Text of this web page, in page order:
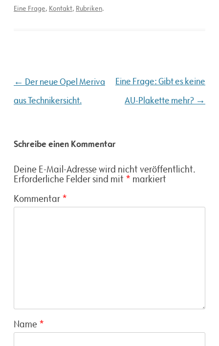
Eine Frage, Kontakt, Rubriken.
Beitragsnavigation
← Der neue Opel Meriva
aus Technikersicht.
Eine Frage: Gibt es keine
AU-Plakette mehr? →
Schreibe einen Kommentar
Deine E-Mail-Adresse wird nicht veröffentlicht.
Erforderliche Felder sind mit * markiert
Kommentar *
Name *